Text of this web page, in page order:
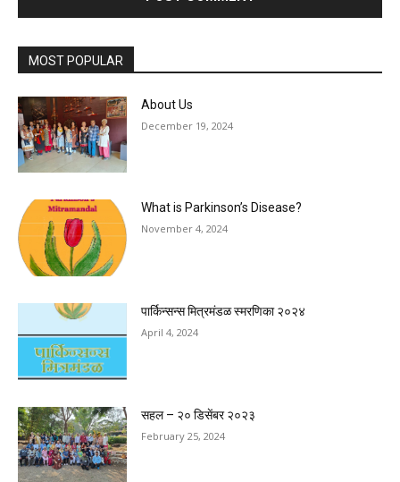
MOST POPULAR
About Us
December 19, 2024
What is Parkinson’s Disease?
November 4, 2024
पार्किन्सन्स मित्रमंडळ स्मरणिका २०२४
April 4, 2024
सहल – २० डिसेंबर २०२३
February 25, 2024